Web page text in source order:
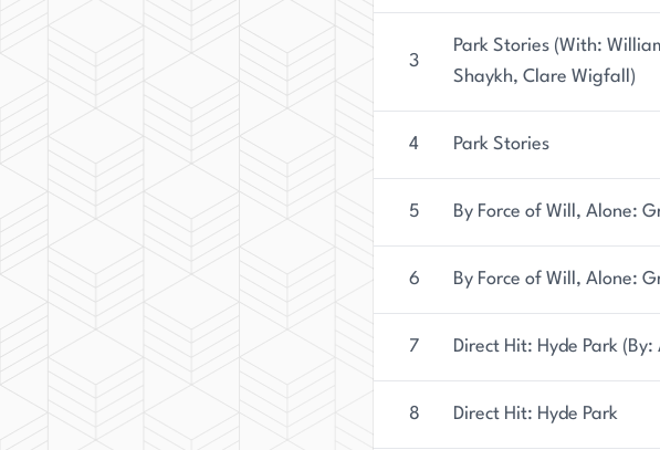
3
Park Stories (With:
Shaykh, Clare Wigfall)
4 Park Stories
5 By Force of Will, Alone:
6 By Force of Will, Alone:
7 Direct Hit: Hyde Park
8 Direct Hit: Hyde Park